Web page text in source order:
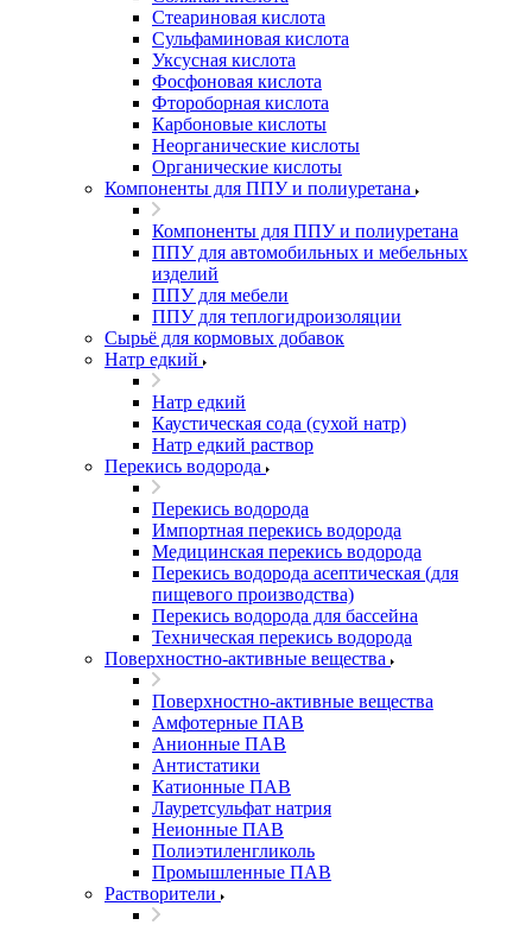
Стеариновая кислота
Сульфаминовая кислота
Уксусная кислота
Фосфоновая кислота
Фтороборная кислота
Карбоновые кислоты
Неорганические кислоты
Органические кислоты
Компоненты для ППУ и полиуретана
Компоненты для ППУ и полиуретана
ППУ для автомобильных и мебельных
изделий
ППУ для мебели
ППУ для теплогидроизоляции
Сырьё для кормовых добавок
Натр едкий
Натр едкий
Каустическая сода (сухой натр)
Натр едкий раствор
Перекись водорода
Перекись водорода
Импортная перекись водорода
Медицинская перекись водорода
Перекись водорода асептическая (для
пищевого производства)
Перекись водорода для бассейна
Техническая перекись водорода
Поверхностно-активные вещества
Поверхностно-активные вещества
Амфотерные ПАВ
Анионные ПАВ
Антистатики
Катионные ПАВ
Лауретсульфат натрия
Неионные ПАВ
Полиэтиленгликоль
Промышленные ПАВ
Растворители